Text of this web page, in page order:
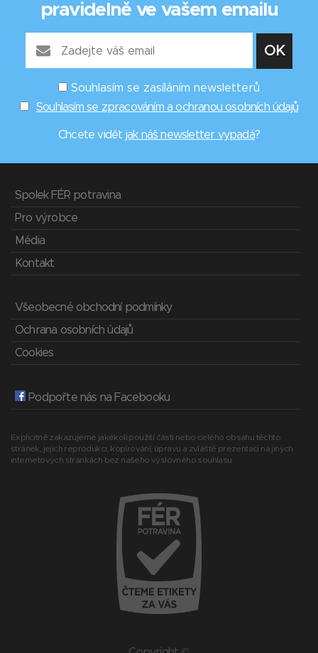
pravidelně ve vašem emailu
Souhlasím se zasíláním newsletterů
Souhlasím se zpracováním a ochranou osobních údajů
Chcete vidět jak náš newsletter vypadá?
Spolek FÉR potravina
Pro výrobce
Média
Kontakt
Všeobecné obchodní podmínky
Ochrana osobních údajů
Cookies
Podpořte nás na Facebooku
Explicitně zakazujeme jakékoli použití části nebo celého obsahu těchto
stránek, jejich reprodukci, kopírování, úpravu a zvláště prezentaci na jiných
internetových stránkách bez našeho výslovného souhlasu.